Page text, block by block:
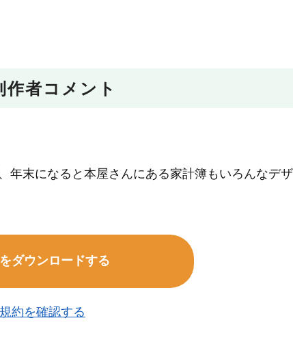
者コメント
年末になると本屋さんにある家計簿もいろんなデザ
ダウンロードする
約を確認する